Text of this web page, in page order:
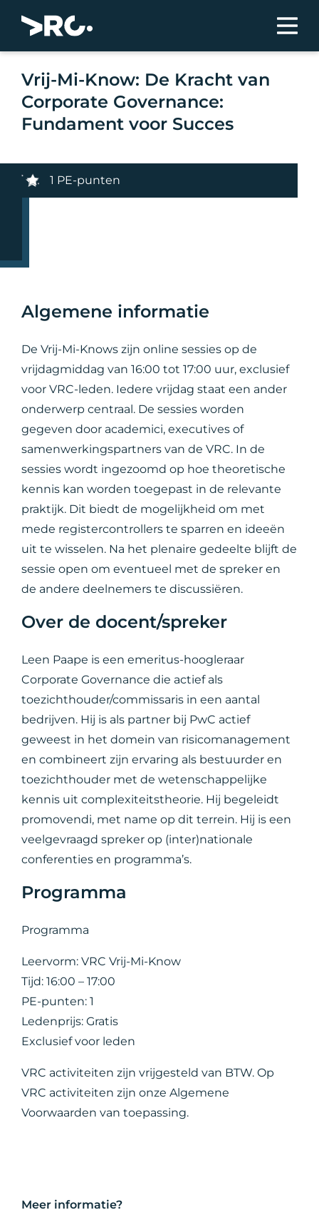
Vrij-Mi-Know: De Kracht van
Corporate Governance:
Fundament voor Succes
1 PE-punten
Algemene informatie
De Vrij-Mi-Knows zijn online sessies op de
vrijdagmiddag van 16:00 tot 17:00 uur, exclusief
voor VRC-leden. Iedere vrijdag staat een ander
onderwerp centraal. De sessies worden
gegeven door academici, executives of
samenwerkingspartners van de VRC. In de
sessies wordt ingezoomd op hoe theoretische
kennis kan worden toegepast in de relevante
praktijk. Dit biedt de mogelijkheid om met
mede registercontrollers te sparren en ideeën
uit te wisselen. Na het plenaire gedeelte blijft de
sessie open om eventueel met de spreker en
de andere deelnemers te discussiëren.
Over de docent/spreker
Leen Paape is een emeritus-hoogleraar
Corporate Governance die actief als
toezichthouder/commissaris in een aantal
bedrijven. Hij is als partner bij PwC actief
geweest in het domein van risicomanagement
en combineert zijn ervaring als bestuurder en
toezichthouder met de wetenschappelijke
kennis uit complexiteitstheorie. Hij begeleidt
promovendi, met name op dit terrein. Hij is een
veelgevraagd spreker op (inter)nationale
conferenties en programma’s.
Programma
Programma
Leervorm: VRC Vrij-Mi-Know
Tijd: 16:00 – 17:00
PE-punten: 1
Ledenprijs: Gratis
Exclusief voor leden
VRC activiteiten zijn vrijgesteld van BTW. Op
VRC activiteiten zijn onze Algemene
Voorwaarden van toepassing.
Meer informatie?